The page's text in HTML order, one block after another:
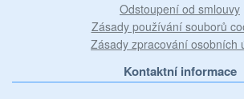
Odstoupení od smlouvy
Zásady používání souborů
Zásady zpracování osobních
Kontaktní informace